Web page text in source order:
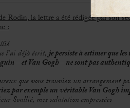
Rodin, la lettre a été rédigée par son
:
l’ai déjà écrit,je persiste à estimer que
– et Van Gogh – ne sont pas
que vous trouviez un arrangement
par exemple un véritable Van Gogh
Soullié, mes salutation empressées